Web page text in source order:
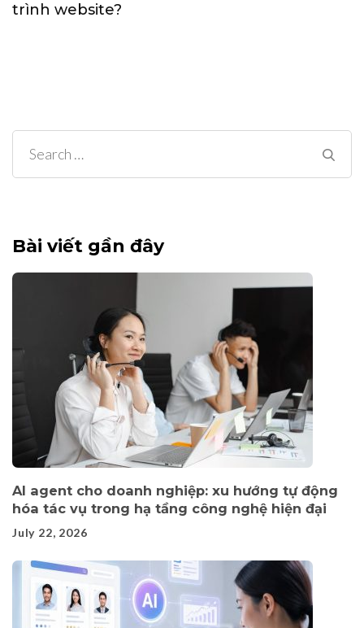
trình website?
Search
for:
Bài viết gần đây
AI agent cho doanh nghiệp: xu hướng tự động
hóa tác vụ trong hạ tầng công nghệ hiện đại
July 22, 2026